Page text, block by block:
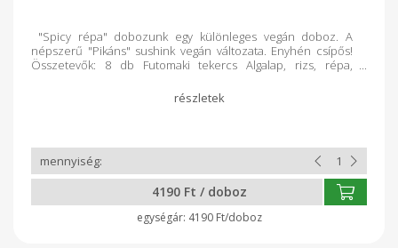
"Spicy répa" dobozunk egy különleges vegán doboz. A
népszerű "Pikáns" sushink vegán változata. Enyhén csípős!
Összetevők: 8 db Futomaki tekercs Algalap, rizs, répa,
szósszal, snidling, szezámmag. Minden dobozt rendelés
alapján teljesen frissen készítünk a Kosár Közösség vásárlói
4190 Ft / doboz
4190 Ft/doboz